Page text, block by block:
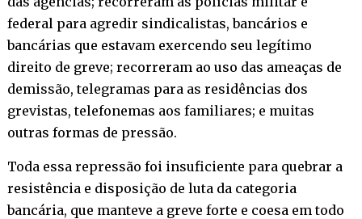
federal para agredir sindicalistas, bancários e
bancárias que estavam exercendo seu legítimo
direito de greve; recorreram ao uso das ameaças de
demissão, telegramas para as residências dos
grevistas, telefonemas aos familiares; e muitas
outras formas de pressão.
Toda essa repressão foi insuficiente para quebrar a
resistência e disposição de luta da categoria
bancária, que manteve a greve forte e coesa em todo